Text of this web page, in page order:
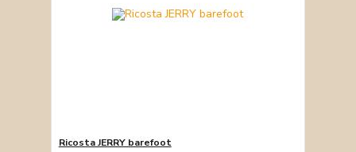
Ricosta JERRY barefoot